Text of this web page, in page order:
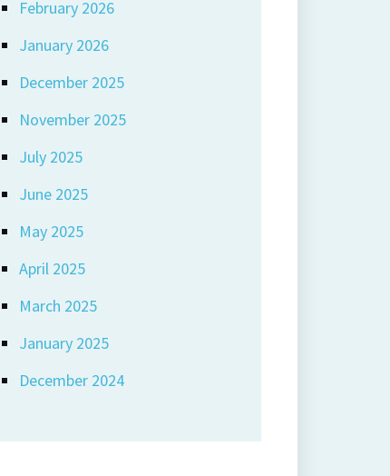
February 2026
January 2026
December 2025
November 2025
July 2025
June 2025
May 2025
April 2025
March 2025
January 2025
December 2024